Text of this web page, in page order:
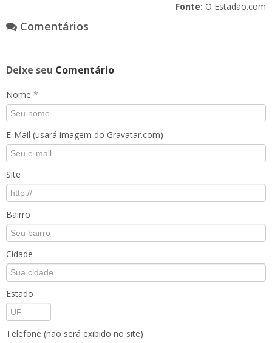
Fonte: O Estadão.com
Comentários
Deixe seu Comentário
Nome *
E-Mail (usará imagem do Gravatar.com)
Site
Bairro
Cidade
Estado
Telefone (não será exibido no site)